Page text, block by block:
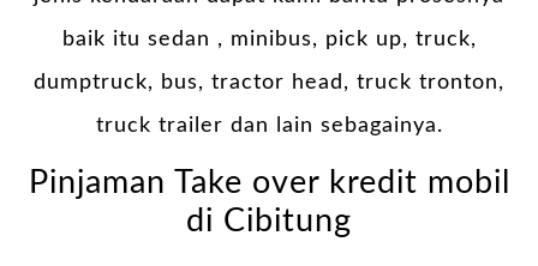
baik itu sedan , minibus, pick up, truck,
dumptruck, bus, tractor head, truck tronton,
truck trailer dan lain sebagainya.
Pinjaman Take over kredit mobil
di Cibitung